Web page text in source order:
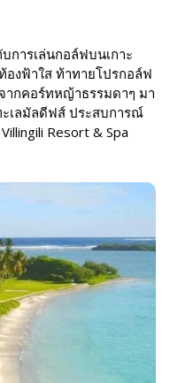
ารเล่นกอล์ฟบนเกาะ
องฟ้าใส ท้าทายโปรกอล์ฟ
ากคอร์ทหญ้าธรรมดาๆ มา
เลมัลดีฟส์ ประสบการณ์
Resort & Spa